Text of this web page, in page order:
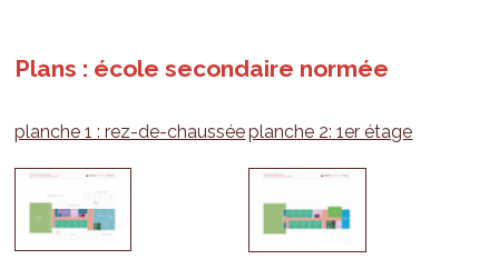
Plans : école secondaire normée
planche 1 : rez-de-chausséeplanche 2: 1er étage